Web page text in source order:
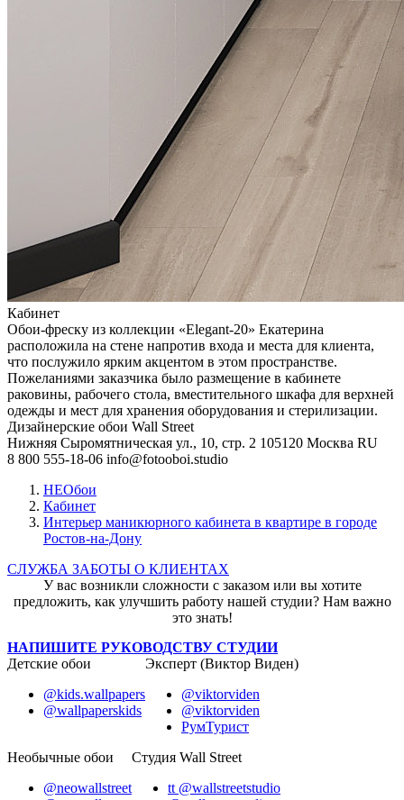
Кабинет
Обои-фреску из коллекции «Elegant-20» Екатерина
расположила на стене напротив входа и места для клиента,
что послужило ярким акцентом в этом пространстве.
Пожеланиями заказчика было размещение в кабинете
раковины, рабочего стола, вместительного шкафа для верхней
одежды и мест для хранения оборудования и стерилизации.
Дизайнерские обои Wall Street
Нижняя Сыромятническая ул., 10, стр. 2 105120 Москва RU
8 800 555-18-06 info@fotooboi.studio
НЕОбои
Кабинет
Интерьер маникюрного кабинета в квартире в городе
Ростов-на-Дону
СЛУЖБА ЗАБОТЫ О КЛИЕНТАХ
У вас возникли сложности с заказом или вы хотите
предложить, как улучшить работу нашей студии? Нам важно
это знать!
НАПИШИТЕ РУКОВОДСТВУ СТУДИИ
Детские обои
@kids.wallpapers
@wallpaperskids
Эксперт (Виктор Виден)
@viktorviden
@viktorviden
РумТурист
Необычные обои
@neowallstreet
Студия Wall Street
tt @wallstreetstudio